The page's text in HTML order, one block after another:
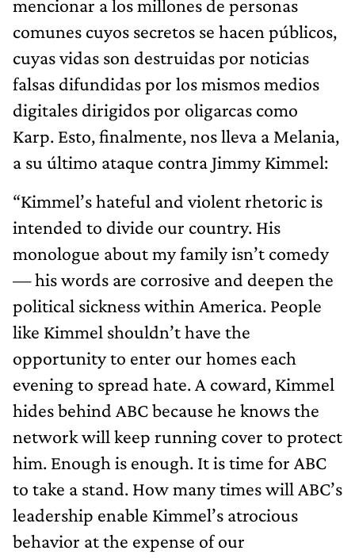
mencionar a los millones de personas
comunes cuyos secretos se hacen públicos,
cuyas vidas son destruidas por noticias
falsas difundidas por los mismos medios
digitales dirigidos por oligarcas como
Karp. Esto, finalmente, nos lleva a Melania,
a su último ataque contra Jimmy Kimmel:
“Kimmel’s hateful and violent rhetoric is
intended to divide our country. His
monologue about my family isn’t comedy
— his words are corrosive and deepen the
political sickness within America. People
like Kimmel shouldn’t have the
opportunity to enter our homes each
evening to spread hate. A coward, Kimmel
hides behind ABC because he knows the
network will keep running cover to protect
him. Enough is enough. It is time for ABC
to take a stand. How many times will ABC’s
leadership enable Kimmel’s atrocious
behavior at the expense of our